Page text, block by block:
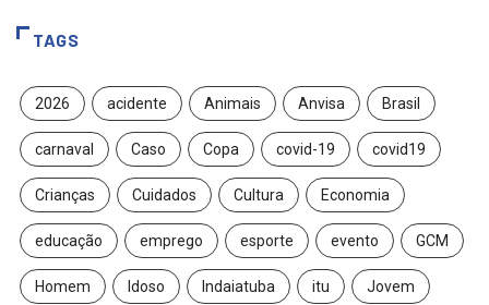
TAGS
2026 acidente Animais Anvisa Brasil
carnaval Caso Copa covid-19 covid19
Crianças Cuidados Cultura Economia
educação emprego esporte evento GCM
Homem Idoso Indaiatuba itu Jovem